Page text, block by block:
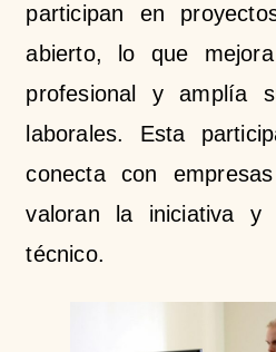
participan en
abierto, lo que
profesional y amplía
laborales. Esta
conecta con
valoran la iniciativa y
técnico.